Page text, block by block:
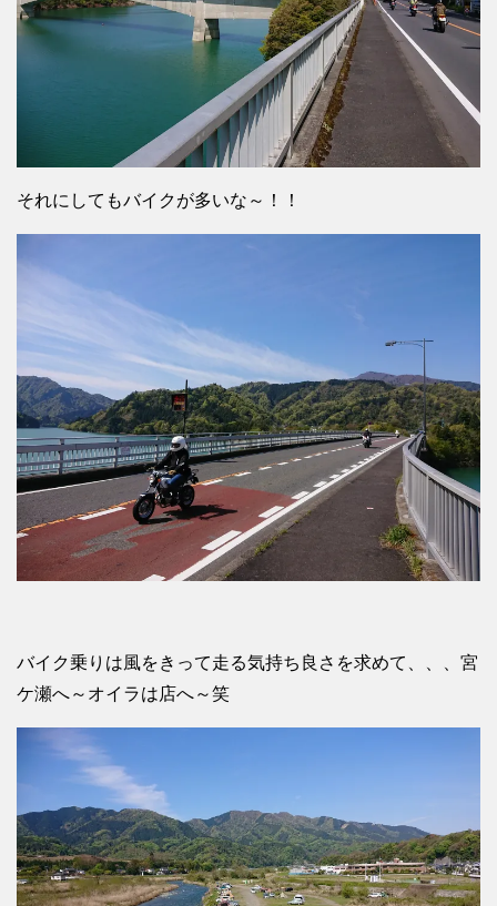
それにしてもバイクが多いな～！！
バイク乗りは風をきって走る気持ち良さを求めて、、、宮
ケ瀬へ～オイラは店へ～笑